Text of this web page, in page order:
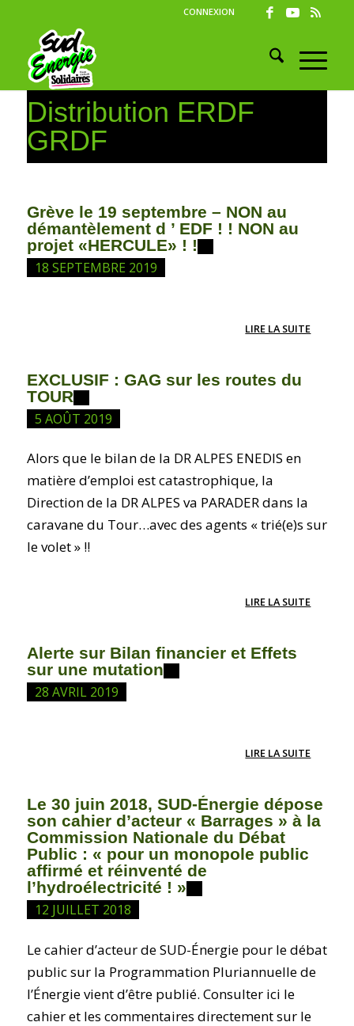
CONNEXION
Distribution ERDF
GRDF
Grève le 19 septembre – NON au
démantèlement d ’ EDF ! ! NON au
projet «HERCULE» ! !
18 SEPTEMBRE 2019
LIRE LA SUITE
EXCLUSIF : GAG sur les routes du
TOUR
5 AOÛT 2019
Alors que le bilan de la DR ALPES ENEDIS en
matière d’emploi est catastrophique, la
Direction de la DR ALPES va PARADER dans la
caravane du Tour…avec des agents « trié(e)s sur
le volet » !!
LIRE LA SUITE
Alerte sur Bilan financier et Effets
sur une mutation
28 AVRIL 2019
LIRE LA SUITE
Le 30 juin 2018, SUD-Énergie dépose
son cahier d’acteur « Barrages » à la
Commission Nationale du Débat
Public : « pour un monopole public
affirmé et réinventé de
l’hydroélectricité ! »
12 JUILLET 2018
Le cahier d’acteur de SUD-Énergie pour le débat
public sur la Programmation Pluriannuelle de
l’Énergie vient d’être publié. Consulter ici le
cahier et les commentaires directement sur le